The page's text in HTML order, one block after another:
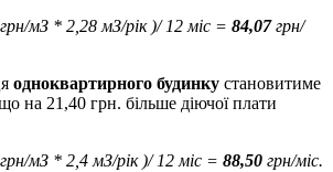
грн/мЗ * 2,28 мЗ/рік )/ 12 міс = 84,07грн/
одноквартирного будинку становитиме
на 21,40 грн. більше діючої плати
грн/мЗ * 2,4 мЗ/рік )/ 12 міс = 88,50 грн/міс.